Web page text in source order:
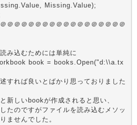
Missing.Value);
＠＠＠＠＠＠＠＠＠＠＠＠＠＠＠＠＠
み込むためには単純に
book = books.Open("d:\\a.tx
すれば良いとばかり思っておりました
新しいbookが作成されると思い、
たのですがファイルを読み込むメソッ
ませんでした。